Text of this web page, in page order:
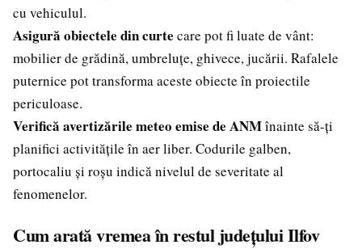
cu vehiculul.
Asigură obiectele din curte care pot fi luate de vânt:
mobilier de grădină, umbreluțe, ghivece, jucării. Rafalele
puternice pot transforma aceste obiecte în proiectile
periculoase.
Verifică avertizările meteo emise de ANMînainte să-ți
planifici activitățile în aer liber. Codurile galben,
portocaliu și roșu indică nivelul de severitate al
fenomenelor.
Cum arată vremea în restul județului Ilfov